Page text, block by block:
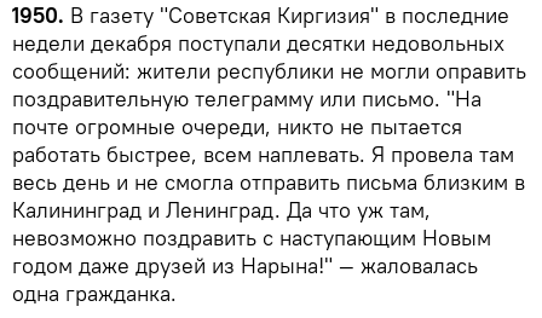
1950. В газету "Советская Киргизия" в последние
недели декабря поступали десятки недовольных
сообщений: жители республики не могли оправить
поздравительную телеграмму или письмо. "На
почте огромные очереди, никто не пытается
работать быстрее, всем наплевать. Я провела там
весь день и не смогла отправить письма близким в
Калининград и Ленинград. Да что уж там,
невозможно поздравить с наступающим Новым
годом даже друзей из Нарына!" — жаловалась
одна гражданка.